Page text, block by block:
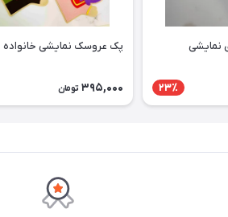
نمایشی
23٪
پک عروسک نمایشی خانواده
395,000 تومان